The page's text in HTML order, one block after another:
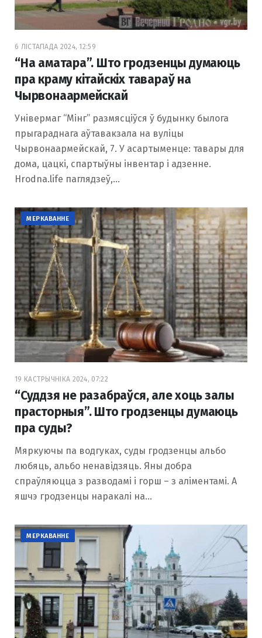
6 ЛІСТАПАДА 2024, 12:59
“На аматара”. Што гродзенцы думаюць
пра краму кітайскіх тавараў на
Чырвонаармейскай
Універмаг “Мінг” размясціўся ў будынку былога
прыгараднага аўтавакзала на вуліцы
Чырвонаармейскай, 7. У асартыменце: тавары для
дома, цацкі, спартыўны інвентар і адзенне.
Hrodna.life паглядзеў,…
МЕРКАВАННЕ
19 КАСТРЫЧНІКА 2024, 07:22
“Суддзя не разабраўся, але хоць залы
прасторныя”. Што гродзенцы думаюць
пра суды?
Мяркуючы па водгуках, суды гродзенцы альбо
любяць, альбо ненавідзяць. Яны добра
спраўляюцца з разводамі і горш – з аліментамі. А
яшчэ гродзенцы наракалі на…
МЕРКАВАННЕ